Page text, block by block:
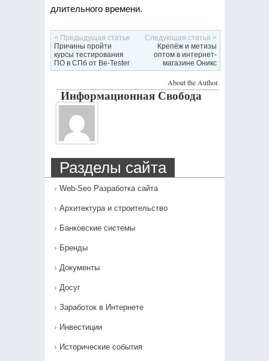
длительного времени.
< Предыдущая статья
Причины пройти
курсы тестирования
ПО в СПб от Be-Tester
Следующая статья >
Крепёж и метизы
оптом в интернет-
магазине Оникс
About the Author
Информационная Свобода
Разделы сайта
Web-Seo Разработка сайта
Архитектура и строительство
Банковские системы
Бренды
Документы
Досуг
Заработок в Интернете
Инвестиции
Исторические события